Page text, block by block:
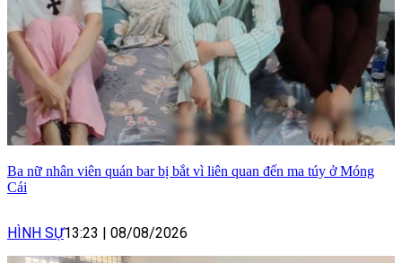
Ba nữ nhân viên quán bar bị bắt vì liên quan đến ma túy ở Móng
Cái
HÌNH SỰ13:23 | 08/08/2026